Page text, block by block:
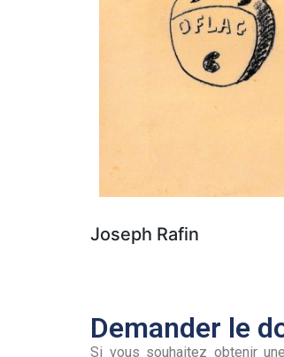
Joseph Rafin
Demander le
Si vous souhaitez obtenir